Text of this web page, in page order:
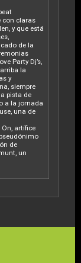
con claras
y que está
de la
Party Dj’s,
la
y
siempre
pista de
a la jornada
una de
artífice
de
un